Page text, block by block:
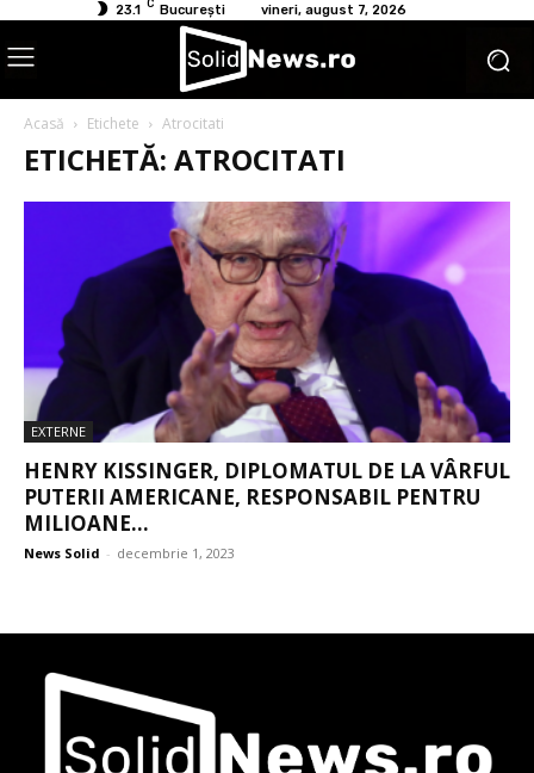
23.1 C București vineri, august 7, 2026
Acasă Etichete Atrocitati
ETICHETĂ: ATROCITATI
EXTERNE
HENRY KISSINGER, DIPLOMATUL DE LA VÂRFUL
PUTERII AMERICANE, RESPONSABIL PENTRU
MILIOANE...
News Solid - decembrie 1, 2023